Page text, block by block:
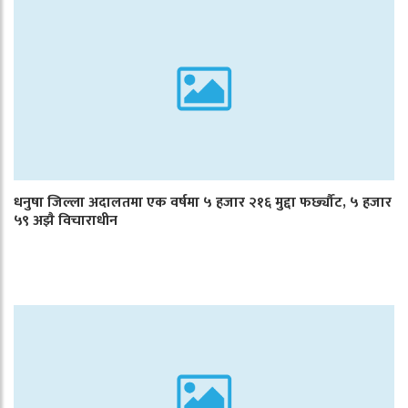
धनुषा जिल्ला अदालतमा एक वर्षमा ५ हजार २१६ मुद्दा फर्छ्यौट, ५ हजार
५९ अझै विचाराधीन